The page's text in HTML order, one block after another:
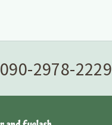
090-2978-2229